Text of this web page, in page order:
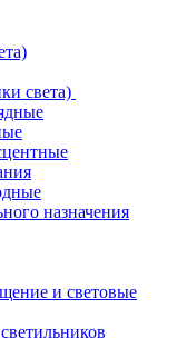
света)
назначения
и световые